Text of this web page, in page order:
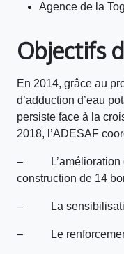
Agence de la
Objectifs
En 2014, grâce au
d’adduction d’eau
persiste face à la
2018, l’ADESAF
– L’amélioration de
construction de 14
– La sensibilisation
– Le renforcement